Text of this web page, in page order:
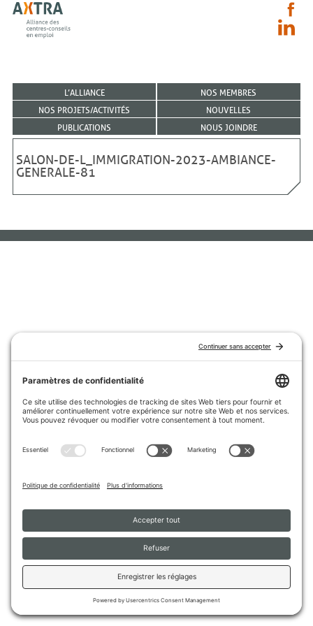
L’ALLIANCE
NOS MEMBRES
NOS PROJETS/ACTIVITÉS
NOUVELLES
PUBLICATIONS
NOUS JOINDRE
SALON-DE-L_IMMIGRATION-2023-AMBIANCE-
GENERALE-81